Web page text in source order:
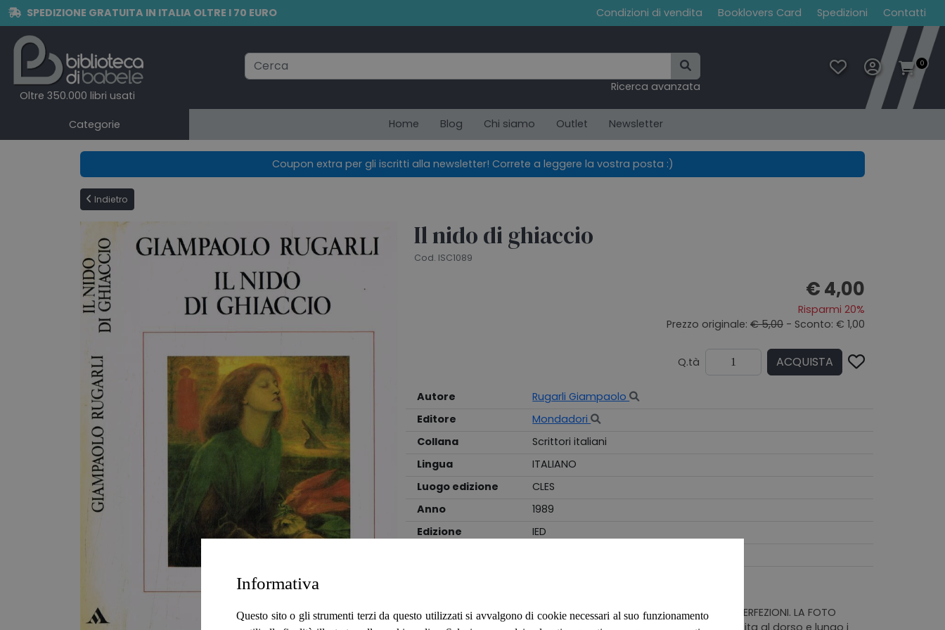
SPEDIZIONE GRATUITA IN ITALIA OLTRE I 70 EURO Condizioni di vendita Booklovers Card Spedizioni Contatti
Oltre 350.000 libri usati
Ricerca avanzata
0
Categorie Home Blog Chi siamo Outlet Newsletter
Coupon extra per gli iscritti alla newsletter! Correte a leggere la vostra posta :)
Indietro
Il nido di ghiaccio
Cod. ISC1089
€ 4,00
Risparmi 20%
Prezzo originale: € 5,00 - Sconto: € 1,00
Q.tà ACQUISTA
Autore
Rugarli Giampaolo
Editore
Mondadori
Collana
Scrittori italiani
Lingua
ITALIANO
Luogo edizione
CLES
Anno
1989
Edizione
IED
IL LIBRO È USATO, PERTANTO POTREBBE PRESENTARE LIEVI DIFETTI/IMPERFEZIONI. LA FOTO
Informativa
Questo sito o gli strumenti terzi da questo utilizzati si avvalgono di cookie necessari al suo funzionamento